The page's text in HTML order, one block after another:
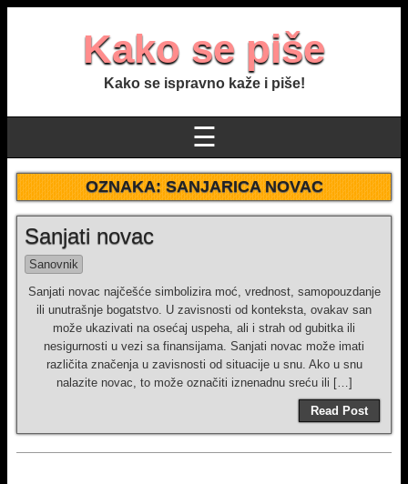
Kako se piše
Kako se ispravno kaže i piše!
☰
OZNAKA:SANJARICA NOVAC
Sanjati novac
Sanovnik
Sanjati novac najčešće simbolizira moć, vrednost, samopouzdanje
ili unutrašnje bogatstvo. U zavisnosti od konteksta, ovakav san
može ukazivati na osećaj uspeha, ali i strah od gubitka ili
nesigurnosti u vezi sa finansijama. Sanjati novac može imati
različita značenja u zavisnosti od situacije u snu. Ako u snu
nalazite novac, to može označiti iznenadnu sreću ili […]
Read Post